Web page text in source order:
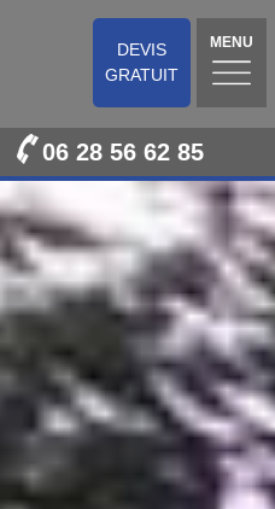
DEVIS
GRATUIT
MENU
06 28 56 62 85